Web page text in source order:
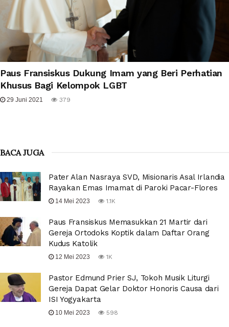
Paus Fransiskus Dukung Imam yang Beri Perhatian
Khusus Bagi Kelompok LGBT
29 Juni 2021 379
BACA JUGA
Pater Alan Nasraya SVD, Misionaris Asal Irlandia
Rayakan Emas Imamat di Paroki Pacar-Flores
14 Mei 2023 1.1K
Paus Fransiskus Memasukkan 21 Martir dari
Gereja Ortodoks Koptik dalam Daftar Orang
Kudus Katolik
12 Mei 2023 1K
Pastor Edmund Prier SJ, Tokoh Musik Liturgi
Gereja Dapat Gelar Doktor Honoris Causa dari
ISI Yogyakarta
10 Mei 2023 598